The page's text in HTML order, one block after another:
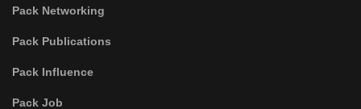
Pack Networking
Pack Publications
Pack Influence
Pack Job